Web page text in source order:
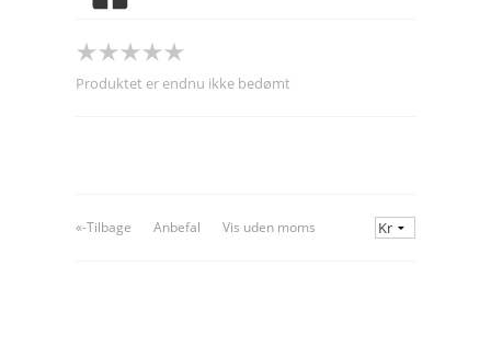
Produktet er endnu ikke bedømt
«-Tilbage Anbefal Vis uden moms